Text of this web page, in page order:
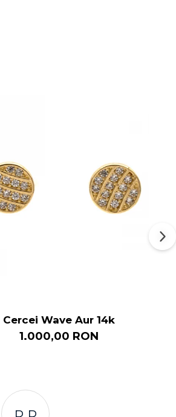
Cercei Wave Aur 14k
1.000,00 RON